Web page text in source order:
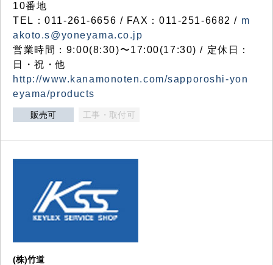
10番地
TEL：011-261-6656 / FAX：011-251-6682 / m
akoto.s@yoneyama.co.jp
営業時間：9:00(8:30)〜17:00(17:30) / 定休日：
日・祝・他
http://www.kanamonoten.com/sapporoshi-yon
eyama/products
販売可 工事・取付可
(株)竹道